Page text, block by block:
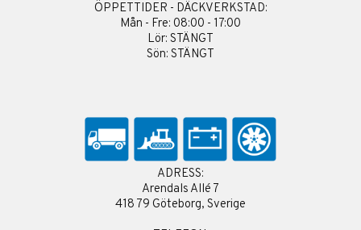
ÖPPETTIDER - DÄCKVERKSTAD:
Mån - Fre: 08:00 - 17:00
Lör: STÄNGT
Sön: STÄNGT
ADRESS:
Arendals Allé 7
418 79 Göteborg, Sverige